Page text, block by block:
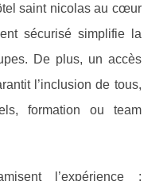
saint nicolas au cœur
sécurisé simplifie la
De plus, un accès
l’inclusion de tous,
formation ou team
l’expérience :